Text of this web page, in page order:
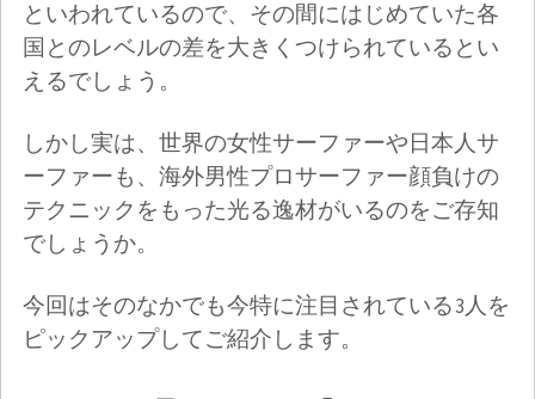
といわれているので、その間にはじめていた各
国とのレベルの差を大きくつけられているとい
えるでしょう。
しかし実は、世界の女性サーファーや日本人サ
ーファーも、海外男性プロサーファー顔負けの
テクニックをもった光る逸材がいるのをご存知
でしょうか。
今回はそのなかでも今特に注目されている3人を
ピックアップしてご紹介します。